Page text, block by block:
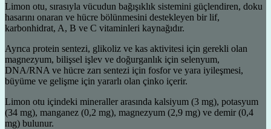
Limon otu, sırasıyla vücudun bağışıklık sistemini güçlendiren, doku
hasarını onaran ve hücre bölünmesini destekleyen bir lif,
karbonhidrat, A, B ve C vitaminleri kaynağıdır.
Ayrıca protein sentezi, glikoliz ve kas aktivitesi için gerekli olan
magnezyum, bilişsel işlev ve doğurganlık için selenyum,
DNA/RNA ve hücre zarı sentezi için fosfor ve yara iyileşmesi,
büyüme ve gelişme için yararlı olan çinko içerir.
Limon otu içindeki mineraller arasında kalsiyum (3 mg), potasyum
(34 mg), manganez (0,2 mg), magnezyum (2,9 mg) ve demir (0,4
mg) bulunur.